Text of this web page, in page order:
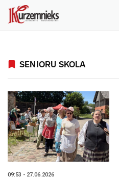
SENIORU SKOLA
09:53 - 27.06.2026